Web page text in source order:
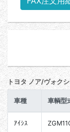
トヨタ ノア/ヴォク
車種 車輌型
ｱｲｼｽ